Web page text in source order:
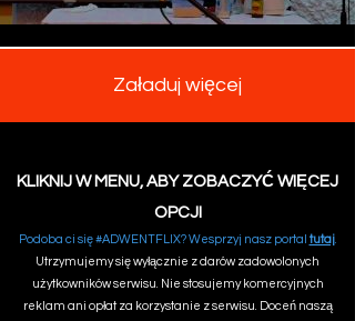
Załaduj więcej
KLIKNIJ W MENU, ABY ZOBACZYĆ WIĘCEJ
OPCJI
Podoba ci się #ADWENTFLIX? Wesprzyj nasz portal tutaj.
Utrzymujemy się wyłącznie z darów zadowolonych
użytkowników serwisu. Nie stosujemy komercyjnych
reklam ani opłat za korzystanie z serwisu. Doceń naszą